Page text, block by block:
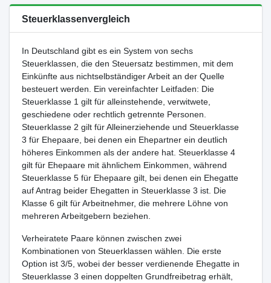
Steuerklassenvergleich
In Deutschland gibt es ein System von sechs
Steuerklassen, die den Steuersatz bestimmen, mit dem
Einkünfte aus nichtselbständiger Arbeit an der Quelle
besteuert werden. Ein vereinfachter Leitfaden: Die
Steuerklasse 1 gilt für alleinstehende, verwitwete,
geschiedene oder rechtlich getrennte Personen.
Steuerklasse 2 gilt für Alleinerziehende und Steuerklasse
3 für Ehepaare, bei denen ein Ehepartner ein deutlich
höheres Einkommen als der andere hat. Steuerklasse 4
gilt für Ehepaare mit ähnlichem Einkommen, während
Steuerklasse 5 für Ehepaare gilt, bei denen ein Ehegatte
auf Antrag beider Ehegatten in Steuerklasse 3 ist. Die
Klasse 6 gilt für Arbeitnehmer, die mehrere Löhne von
mehreren Arbeitgebern beziehen.
Verheiratete Paare können zwischen zwei
Kombinationen von Steuerklassen wählen. Die erste
Option ist 3/5, wobei der besser verdienende Ehegatte in
Steuerklasse 3 einen doppelten Grundfreibetrag erhält,